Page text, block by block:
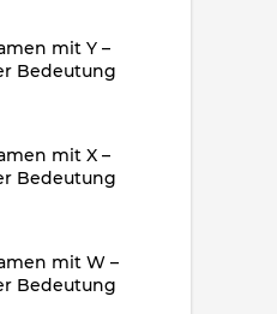
mit Y –
Bedeutung
mit X –
Bedeutung
mit W –
Bedeutung